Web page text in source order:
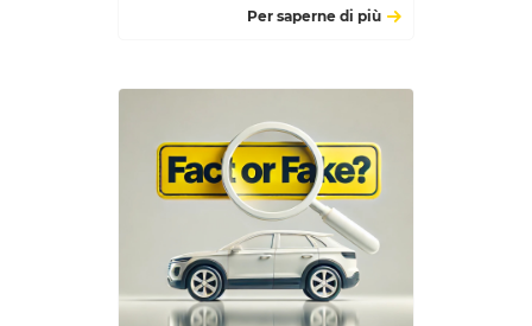
Per saperne di più